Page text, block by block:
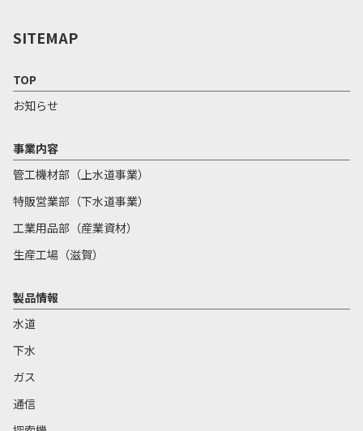
SITEMAP
TOP
お知らせ
事業内容
管工機材部（上水道事業）
特販営業部（下水道事業）
工業用品部（産業資材）
生産工場（滋賀）
製品情報
水道
下水
ガス
通信